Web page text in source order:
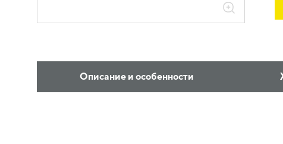
Описание и особенности